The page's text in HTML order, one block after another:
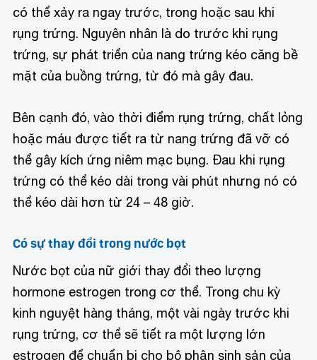
có thể xảy ra ngay trước, trong hoặc sau khi
rụng trứng. Nguyên nhân là do trước khi rụng
trứng, sự phát triển của nang trứng kéo căng bề
mặt của buồng trứng, từ đó mà gây đau.
Bên cạnh đó, vào thời điểm rụng trứng, chất lỏng
hoặc máu được tiết ra từ nang trứng đã vỡ có
thể gây kích ứng niêm mạc bụng. Đau khi rụng
trứng có thể kéo dài trong vài phút nhưng nó có
thể kéo dài hơn từ 24 – 48 giờ.
Có sự thay đổi trong nước bọt
Nước bọt của nữ giới thay đổi theo lượng
hormone estrogen trong cơ thể. Trong chu kỳ
kinh nguyệt hàng tháng, một vài ngày trước khi
rụng trứng, cơ thể sẽ tiết ra một lượng lớn
estrogen để chuẩn bị cho bộ phận sinh sản của